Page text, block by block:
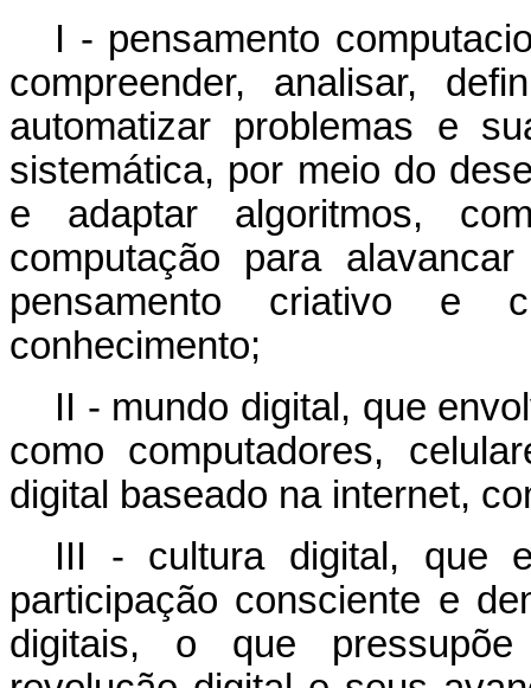
I - pensamento
compreender, analisar,
automatizar problemas e
sistemática, por meio do
e adaptar algoritmos,
computação para
pensamento criativo e
conhecimento;
II - mundo digital, que
como computadores,
digital baseado na internet,
III - cultura digital, que
participação consciente e
digitais, o que